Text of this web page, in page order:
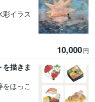
彩イラス
10,000円
描きま
ほっこ